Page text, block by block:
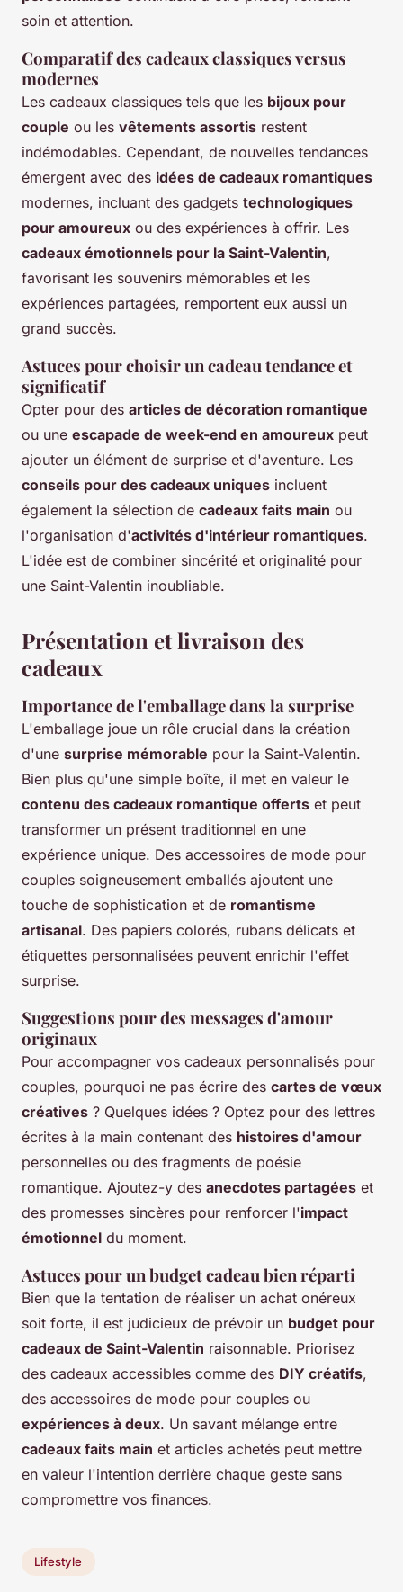
soin et attention.
Comparatif des cadeaux classiques versus
modernes
Les cadeaux classiques tels que les bijoux pour
couple ou les vêtements assortis restent
indémodables. Cependant, de nouvelles tendances
émergent avec des idées de cadeaux romantiques
modernes, incluant des gadgets technologiques
pour amoureux ou des expériences à offrir. Les
cadeaux émotionnels pour la Saint-Valentin,
favorisant les souvenirs mémorables et les
expériences partagées, remportent eux aussi un
grand succès.
Astuces pour choisir un cadeau tendance et
significatif
Opter pour des articles de décoration romantique
ou une escapade de week-end en amoureux peut
ajouter un élément de surprise et d'aventure. Les
conseils pour des cadeaux uniques incluent
également la sélection de cadeaux faits main ou
l'organisation d'activités d'intérieur romantiques.
L'idée est de combiner sincérité et originalité pour
une Saint-Valentin inoubliable.
Présentation et livraison des
cadeaux
Importance de l'emballage dans la surprise
L'emballage joue un rôle crucial dans la création
d'une surprise mémorable pour la Saint-Valentin.
Bien plus qu'une simple boîte, il met en valeur le
contenu des cadeaux romantique offerts et peut
transformer un présent traditionnel en une
expérience unique. Des accessoires de mode pour
couples soigneusement emballés ajoutent une
touche de sophistication et de romantisme
artisanal. Des papiers colorés, rubans délicats et
étiquettes personnalisées peuvent enrichir l'effet
surprise.
Suggestions pour des messages d'amour
originaux
Pour accompagner vos cadeaux personnalisés pour
couples, pourquoi ne pas écrire des cartes de vœux
créatives ? Quelques idées ? Optez pour des lettres
écrites à la main contenant des histoires d'amour
personnelles ou des fragments de poésie
romantique. Ajoutez-y des anecdotes partagées et
des promesses sincères pour renforcer l'impact
émotionnel du moment.
Astuces pour un budget cadeau bien réparti
Bien que la tentation de réaliser un achat onéreux
soit forte, il est judicieux de prévoir un budget pour
cadeaux de Saint-Valentin raisonnable. Priorisez
des cadeaux accessibles comme des DIY créatifs,
des accessoires de mode pour couples ou
expériences à deux. Un savant mélange entre
cadeaux faits main et articles achetés peut mettre
en valeur l'intention derrière chaque geste sans
compromettre vos finances.
Lifestyle